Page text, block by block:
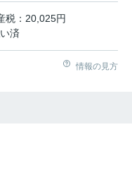
税：20,025円
済
情報の見方